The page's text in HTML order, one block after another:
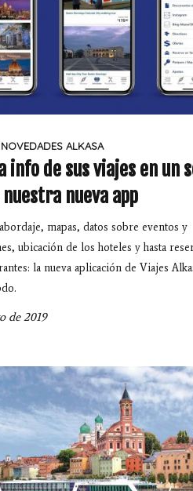
NOVEDADES ALKASA
info de sus viajes en un
nuestra nueva app
mapas, datos sobre eventos y
ubicación de los hoteles y hasta
la nueva aplicación de Viajes
de 2019